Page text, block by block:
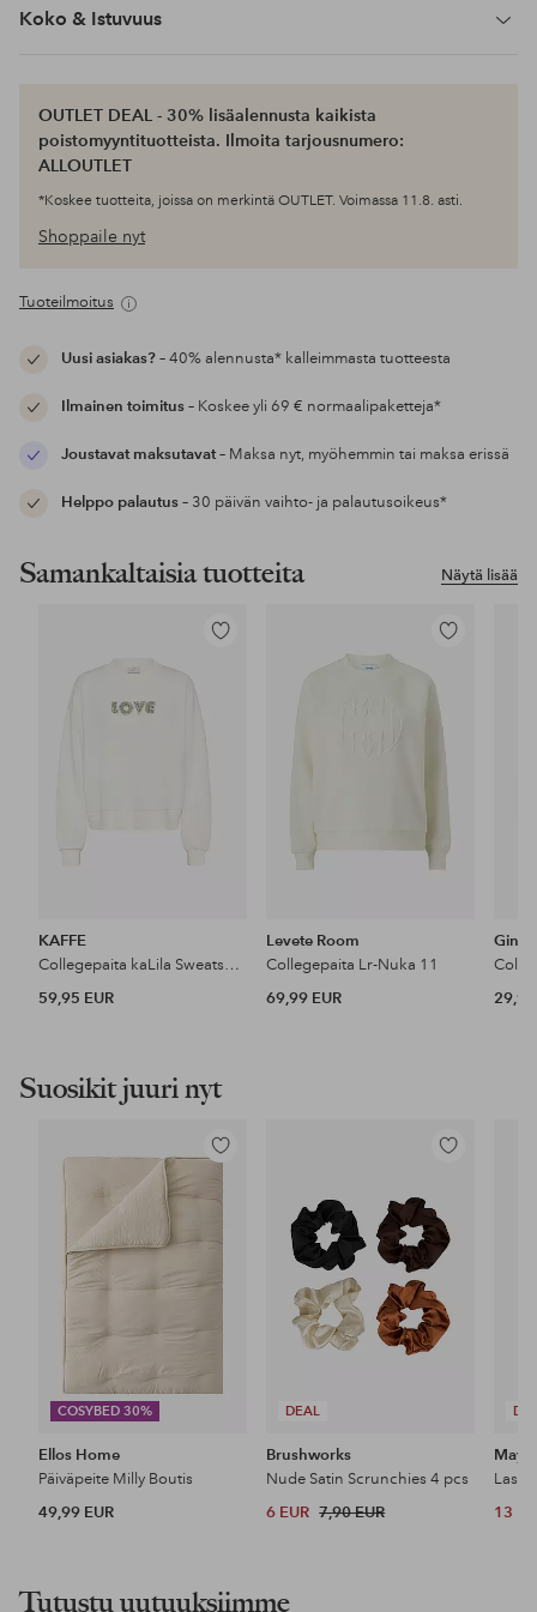
Koko & Istuvuus
OUTLET DEAL - 30% lisäalennusta kaikista
poistomyyntituotteista. Ilmoita tarjousnumero:
ALLOUTLET
*Koskee tuotteita, joissa on merkintä OUTLET. Voimassa 11.8. asti.
Shoppaile nyt
Tuoteilmoitus
Uusi asiakas?– 40% alennusta* kalleimmasta tuotteesta
Ilmainen toimitus– Koskee yli 69 € normaalipaketteja*
Joustavat maksutavat– Maksa nyt, myöhemmin tai maksa erissä
Helppo palautus– 30 päivän vaihto- ja palautusoikeus*
Näytä lisää
Samankaltaisia tuotteita
Lisää
KAFFE
Collegepaita kaLila Sweatshirt
59,95 EUR
Lisää
Levete Room
Collegepaita Lr-Nuka 11
69,99 EUR
Gina
29,99
Suosikit juuri nyt
COSYBED 30%
Lisää
Ellos Home
Päiväpeite Milly Boutis
49,99 EUR
DEAL
Lisää
Brushworks
Nude Satin Scrunchies 4 pcs
6 EUR 7,90 EUR 13
Tutustu uutuuksiimme